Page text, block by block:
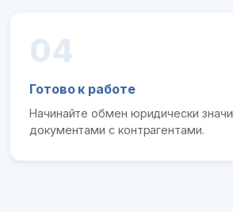
04
Готово к работе
Начинайте обмен юридически
документами с контрагентами.